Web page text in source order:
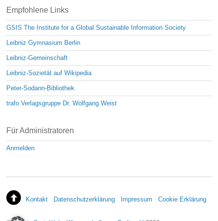
Empfohlene Links
GSIS The Institute for a Global Sustainable Information Society
Leibniz Gymnasium Berlin
Leibniz-Gemeinschaft
Leibniz-Sozietät auf Wikipedia
Peter-Sodann-Bibliothek
trafo Verlagsgruppe Dr. Wolfgang Weist
Für Administratoren
Anmelden
Kontakt Datenschutzerklärung Impressum Cookie Erklärung